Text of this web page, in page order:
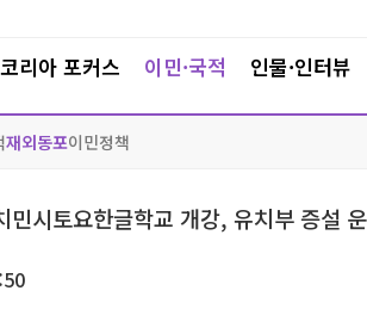
코리아 포커스 이민·국적 인물·인터뷰
재외동포이민정책
시토요한글학교 개강, 유치부 증설 운